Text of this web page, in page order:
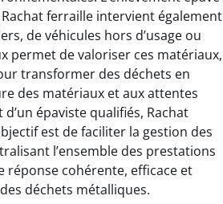
ferraille intervient également
de véhicules hors d’usage ou
permet de valoriser ces matériaux,
transformer des déchets en
des matériaux et aux attentes
épaviste qualifiés, Rachat
est de faciliter la gestion des
l’ensemble des prestations
réponse cohérente, efficace et
déchets métalliques.
Aurélie Bonnet
21 juin 2024
Le service de terrassement
jardin à Var était
exceptionnel. L'équipe a
travaillé de manière efficace
et professionnelle, laissant
notre jardin impeccable et